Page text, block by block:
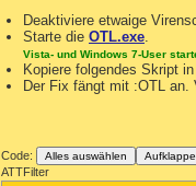
Deaktiviere etwaige
Starte die OTL.exe
Vista- und Windows 7-User
Kopiere folgendes Skript
Der Fix fängt mit :OTL an.
Code: Alles auswählen
ATTFilter